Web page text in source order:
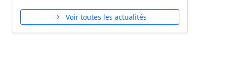
Voir toutes les actualités